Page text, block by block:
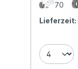
70
Lieferzeit: